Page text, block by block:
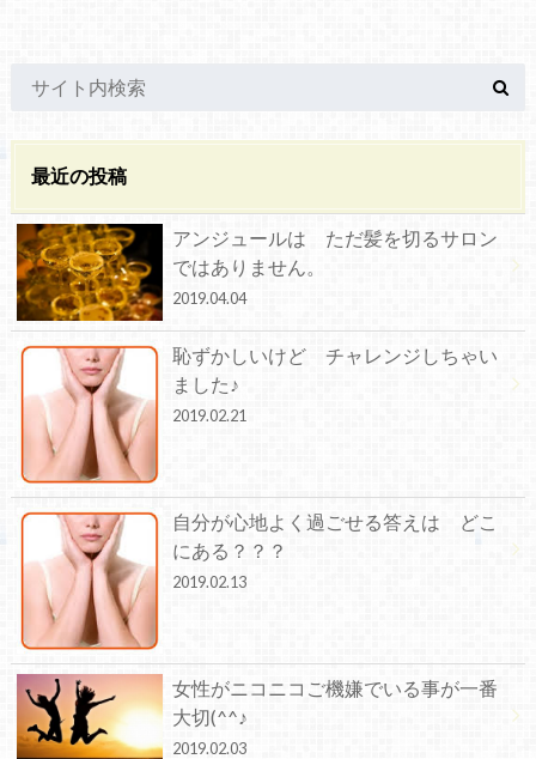
最近の投稿
アンジュールは ただ髪を切るサロン
ではありません。
2019.04.04
恥ずかしいけど チャレンジしちゃい
ました♪
2019.02.21
自分が心地よく過ごせる答えは どこ
にある？？？
2019.02.13
女性がニコニコご機嫌でいる事が一番
大切(^^♪
2019.02.03